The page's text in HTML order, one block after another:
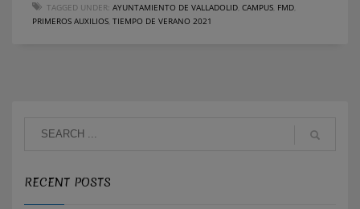
TAGGED UNDER: AYUNTAMIENTO DE VALLADOLID CAMPUS FMD
PRIMEROS AUXILIOS TIEMPO DE VERANO 2021
RECENT POSTS